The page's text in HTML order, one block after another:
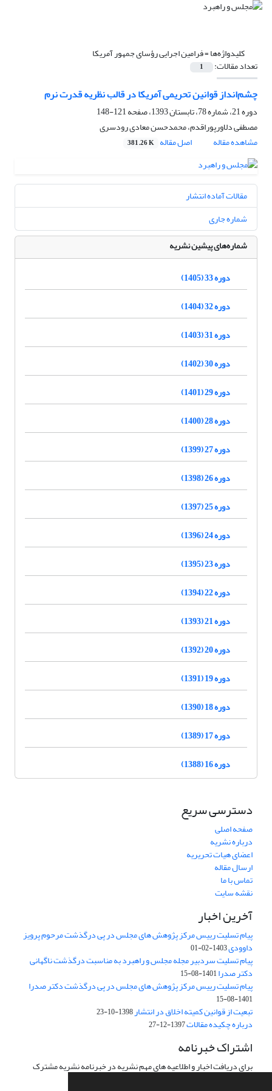
کلیدواژه‌ها =فرامین اجرایی رؤسای جمهور آمریکا
تعداد مقالات: 1
چشم‌انداز قوانین تحریمی آمریکا در قالب نظریه قدرت نرم
دوره 21، شماره 78، تابستان 1393، صفحه
121-148
مصطفی دلاورپوراقدم، محمدحسن معادی رودسری
مشاهده مقاله
اصل مقاله 381.26 K
مقالات آماده انتشار
شماره جاری
شماره‌های پیشین نشریه
دوره 33 (1405)
دوره 32 (1404)
دوره 31 (1403)
دوره 30 (1402)
دوره 29 (1401)
دوره 28 (1400)
دوره 27 (1399)
دوره 26 (1398)
دوره 25 (1397)
دوره 24 (1396)
دوره 23 (1395)
دوره 22 (1394)
دوره 21 (1393)
دوره 20 (1392)
دوره 19 (1391)
دوره 18 (1390)
دوره 17 (1389)
دوره 16 (1388)
دسترسی سریع
صفحه اصلی
درباره نشریه
اعضای هیات تحریریه
ارسال مقاله
تماس با ما
نقشه سایت
آخرین اخبار
پیام تسلیت رییس مرکز پژوهش های مجلس در پی درگذشت مرحوم پرویز
داوودی1403-02-01
پیام تسلیت سردبیر مجله مجلس و راهبرد به مناسبت درگذشت ناگهانی
دکتر صدرا1401-08-15
پیام تسلیت رییس مرکز پژوهش های مجلس در پی درگذشت دکتر صدرا
1401-08-15
تبعیت از قوانین کمیته اخلاق در انتشار1398-10-23
درباره چکیده مقالات1397-12-27
اشتراک خبرنامه
برای دریافت اخبار و اطلاعیه های مهم نشریه در خبرنامه نشریه مشترک